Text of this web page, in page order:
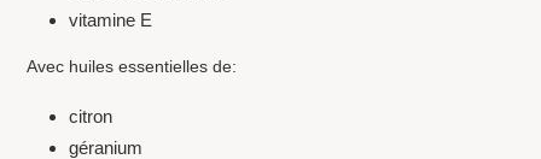
vitamine E
Avec huiles essentielles de:
citron
géranium